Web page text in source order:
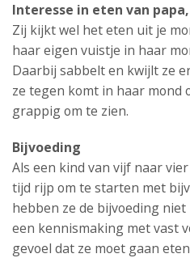
Interesse in eten van
Zij kijkt wel het eten uit je
haar eigen vuistje in haar
Daarbij sabbelt en kwijlt ze
ze tegen komt in haar mond
grappig om te zien.
Bijvoeding
Als een kind van vijf naar
tijd rijp om te starten met
hebben ze de bijvoeding
een kennismaking met vast
gevoel dat ze moet gaan